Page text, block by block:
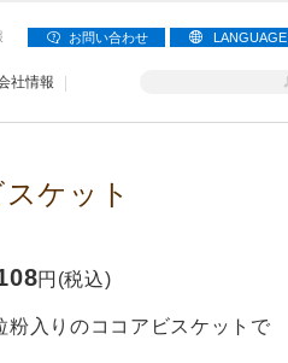
お問い合わせ LANGUAGE
社情報
ケット
円(税込)
粉入りのココアビスケットで